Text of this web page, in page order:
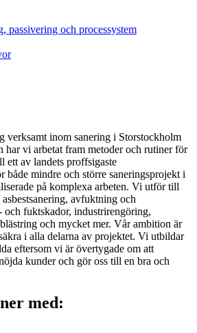
passivering och processystem
verksamt inom sanering i Storstockholm
har vi arbetat fram metoder och rutiner för
ett av landets proffsigaste
både mindre och större saneringsprojekt i
på komplexa arbeten. Vi utför till
avfuktning och
fuktskador, industrirengöring,
och mycket mer. Vår ambition är
i alla delarna av projektet. Vi utbildar
eftersom vi är övertygade om att
kunder och gör oss till en bra och
med: